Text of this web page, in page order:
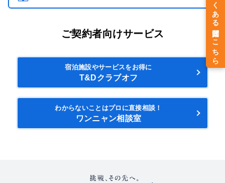
ご契約内容に変更があった場合は、継続契約の保険期間開
始月の前月下旬にご変更後の保険契約継続証を発送いたし
ご契約者向けサービス
宿泊施設やサービスをお得に
T&Dクラブオフ
わからないことはプロに直接相談！
ワンニャン相談室